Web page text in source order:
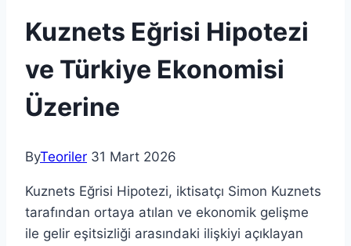
Kuznets Eğrisi Hipotezi
ve Türkiye Ekonomisi
Üzerine
ByTeoriler 31 Mart 2026
Kuznets Eğrisi Hipotezi, iktisatçı Simon Kuznets
tarafından ortaya atılan ve ekonomik gelişme
ile gelir eşitsizliği arasındaki ilişkiyi açıklayan